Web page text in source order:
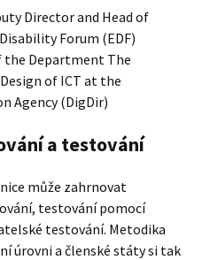
Director and Head of
Forum (EDF)
the Department The
of ICT at the
Agency (DigDir)
a testování
může zahrnovat
testování pomocí
testování. Metodika
úrovni a členské státy si tak